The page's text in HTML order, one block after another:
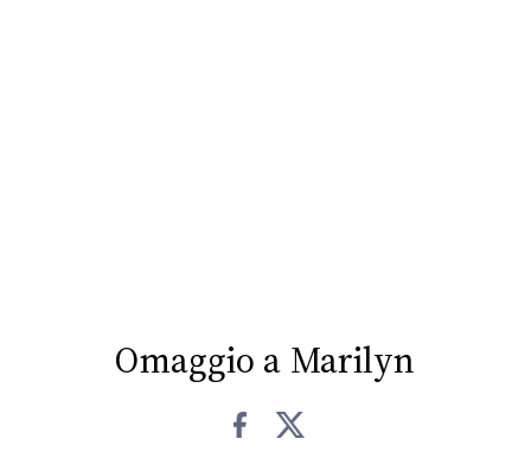
Omaggio a Marilyn